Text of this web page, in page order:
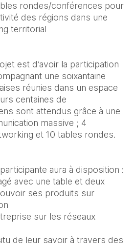
rondes/conférences pour
des régions dans une
territorial
est d’avoir la participation
une soixantaine
réunies dans un espace
centaines de
sont attendus grâce à une
massive ; 4
et 10 tables rondes.
aura à disposition :
avec une table et deux
ses produits sur
sur les réseaux
de leur savoir à travers des